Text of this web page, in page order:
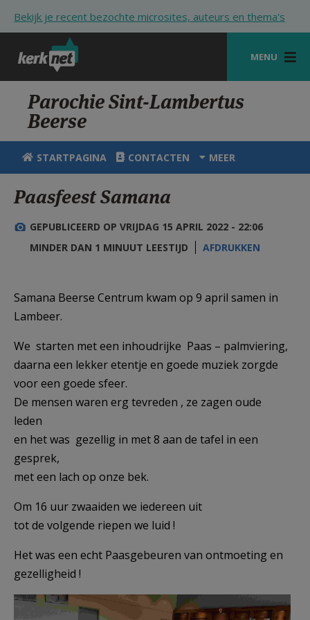
Bekijk je recent bezochte microsites, auteurs en thema's
MENU
STARTPAGINA
KERK
VIERINGEN
HULP
MIJN PAROCHIE
AANMELDEN OF REGISTREREN
Parochie Sint-Lambertus
Beerse
STARTPAGINA CONTACTEN MEER
Paasfeest Samana
GEPUBLICEERD OP VRIJDAG 15 APRIL 2022 - 22:06
MINDER DAN 1 MINUUT LEESTIJD
AFDRUKKEN
Samana Beerse Centrum kwam op 9 april samen in
Lambeer.
We starten met een inhoudrijke Paas – palmviering,
daarna een lekker etentje en goede muziek zorgde
voor een goede sfeer.
De mensen waren erg tevreden , ze zagen oude
leden
en het was gezellig in met 8 aan de tafel in een
gesprek,
met een lach op onze bek.
Om 16 uur zwaaiden we iedereen uit
tot de volgende riepen we luid !
Het was een echt Paasgebeuren van ontmoeting en
gezelligheid !